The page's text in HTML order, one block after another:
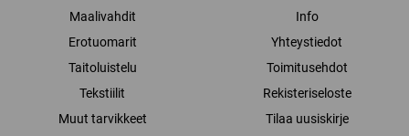
Maalivahdit
Erotuomarit
Taitoluistelu
Tekstiilit
Muut tarvikkeet
Info
Yhteystiedot
Toimitusehdot
Rekisteriseloste
Tilaa uusiskirje